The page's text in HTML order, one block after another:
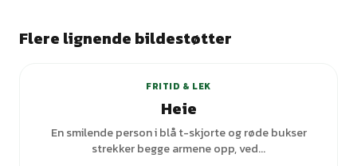
Flere lignende bildestøtter
FRITID & LEK
Heie
En smilende person i blå t-skjorte og røde bukser
strekker begge armene opp, ved...